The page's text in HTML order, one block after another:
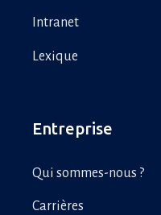
Intranet
Lexique
Entreprise
Qui sommes-nous ?
Carrières